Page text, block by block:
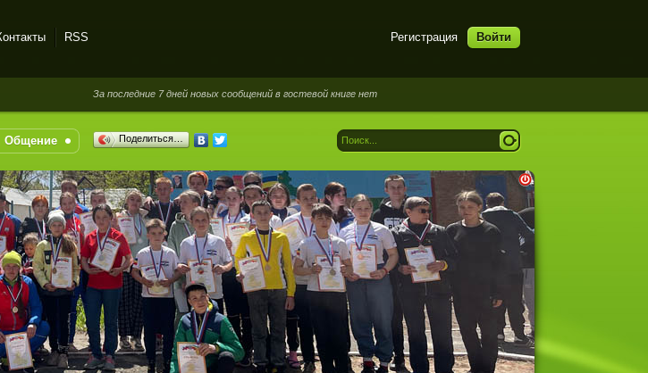
Регистрация Войти
RSS
За последние 7 дней новых сообщений в гостевой книге нет
Общение Поделиться…